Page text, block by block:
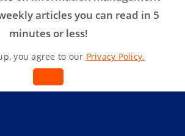
articles you can read in 5
minutes or less!
you agree to our Privacy Policy.